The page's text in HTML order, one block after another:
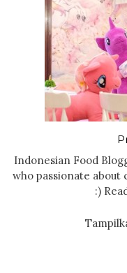
Indonesian Food
who passionate about
:)